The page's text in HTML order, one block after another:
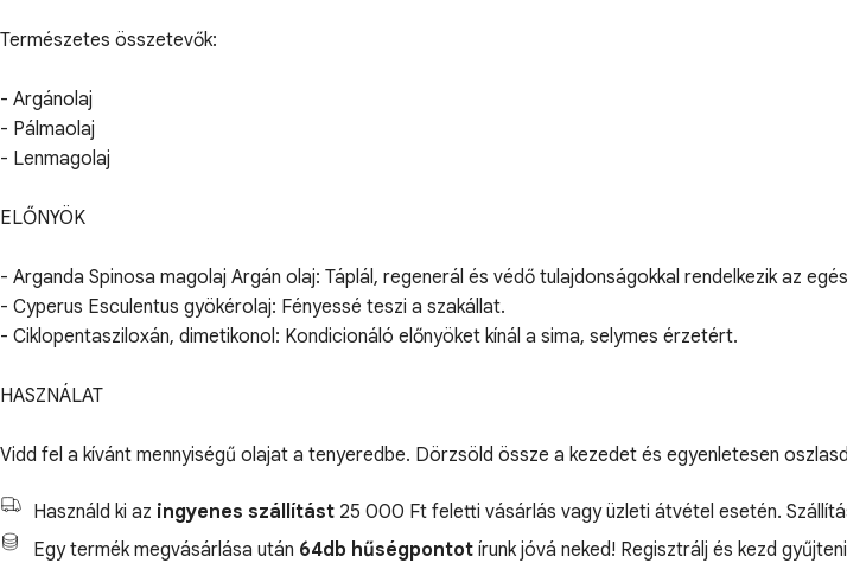
Természetes összetevők:
- Argánolaj
- Pálmaolaj
- Lenmagolaj
ELŐNYÖK
- Arganda Spinosa magolaj Argán olaj: Táplál, regenerál és védő tulajdonságokkal rendelkezik az
- Cyperus Esculentus gyökérolaj: Fényessé teszi a szakállat.
- Ciklopentasziloxán, dimetikonol: Kondicionáló előnyöket kínál a sima, selymes érzetért.
HASZNÁLAT
Vidd fel a kívánt mennyiségű olajat a tenyeredbe. Dörzsöld össze a kezedet és egyenletesen
Használd ki az ingyenes szállítást 25 000 Ft feletti vásárlás vagy üzleti átvétel esetén.
Egy termék megvásárlása után 64db hűségpontot írunk jóvá neked! Regisztrálj és kezd